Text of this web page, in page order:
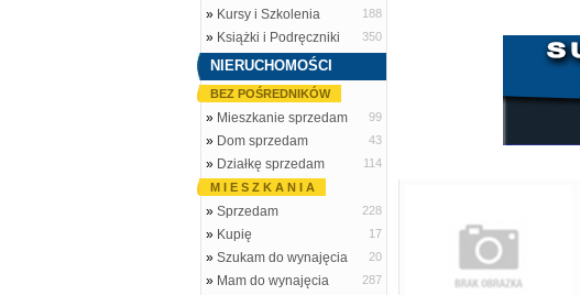
» Kursy i Szkolenia 188
» Książki i Podręczniki 350
NIERUCHOMOŚCI
BEZ POŚREDNIKÓW
» Mieszkanie sprzedam 99
» Dom sprzedam 43
» Działkę sprzedam
114
M I E S Z K A N I A
» Sprzedam 228
» Kupię 17
» Szukam do wynajęcia 20
» Mam do wynajęcia 287